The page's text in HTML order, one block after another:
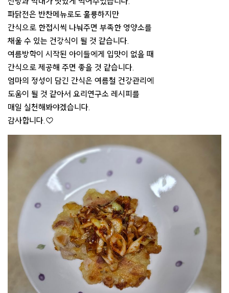
파닭전은 반찬메뉴로도 훌룡하지만
간식으로 한접시씩 나눠주면 부족한 영양소를
채울 수 있는 건강식이 될 것 같습니다.
여름방학이 시작된 아이들에게 입맛이 없을 때
간식으로 제공해 주면 좋을 것 같습니다.
엄마의 정성이 담긴 간식은 여름철 건강관리에
도움이 될 것 같아서 요리연구소 레시피를
매일 실천해봐야겠습니다.
감사합니다.♡